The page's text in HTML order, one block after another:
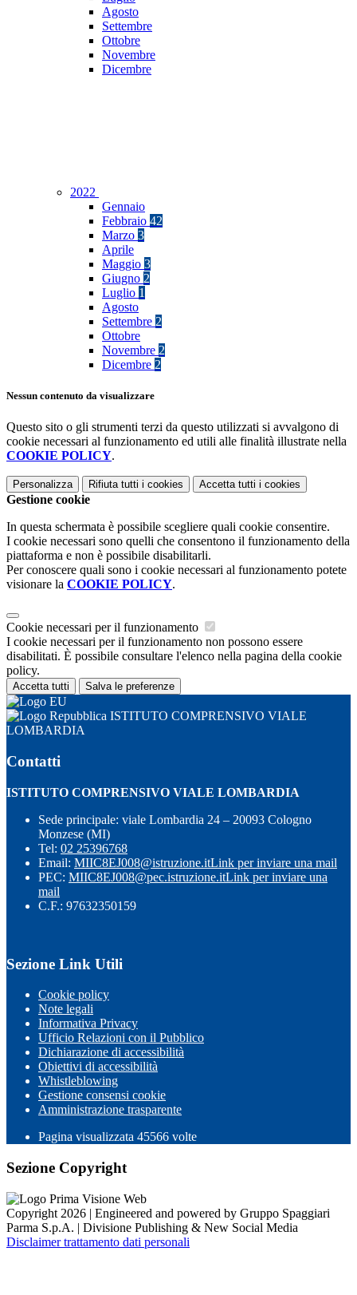
Agosto
Settembre
Ottobre
Novembre
Dicembre
2022
Gennaio
Febbraio 42
Marzo 3
Aprile
Maggio 3
Giugno 2
Luglio 1
Agosto
Settembre 2
Ottobre
Novembre 2
Dicembre 2
Nessun contenuto da visualizzare
Questo sito o gli strumenti terzi da questo utilizzati si avvalgono di
cookie necessari al funzionamento ed utili alle finalità illustrate nella
COOKIE POLICY.
Personalizza Rifiuta tutti i cookies Accetta tutti i cookies
Gestione cookie
In questa schermata è possibile scegliere quali cookie consentire.
I cookie necessari sono quelli che consentono il funzionamento della
piattaforma e non è possibile disabilitarli.
Per conoscere quali sono i cookie necessari al funzionamento potete
visionare la COOKIE POLICY.
Cookie necessari per il funzionamento
I cookie necessari per il funzionamento non possono essere
disabilitati. È possibile consultare l'elenco nella pagina della cookie
policy.
Accetta tutti Salva le preferenze
ISTITUTO COMPRENSIVO VIALE
LOMBARDIA
Contatti
ISTITUTO COMPRENSIVO VIALE LOMBARDIA
Sede principale: viale Lombardia 24 – 20093 Cologno
Monzese (MI)
Tel: 02 25396768
Email: MIIC8EJ008@istruzione.itLink per inviare una mail
PEC: MIIC8EJ008@pec.istruzione.itLink per inviare una
mail
C.F.: 97632350159
Sezione Link Utili
Cookie policy
Note legali
Informativa Privacy
Ufficio Relazioni con il Pubblico
Dichiarazione di accessibilità
Obiettivi di accessibilità
Whistleblowing
Gestione consensi cookie
Amministrazione trasparente
Pagina visualizzata 45566 volte
Sezione Copyright
Copyright 2026 | Engineered and powered by Gruppo Spaggiari
Parma S.p.A. | Divisione Publishing & New Social Media
Disclaimer trattamento dati personali